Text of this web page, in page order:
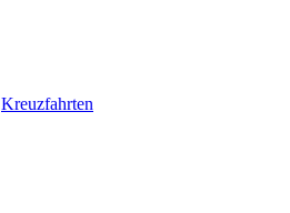
Kreuzfahrten